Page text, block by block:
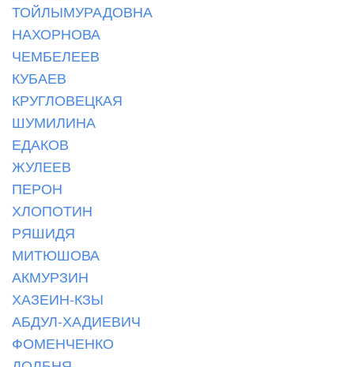
ТОЙЛЫМУРАДОВНА
НАХОРНОВА
ЧЕМБЕЛЕЕВ
КУБАЕВ
КРУГЛОВЕЦКАЯ
ШУМИЛИНА
ЕДАКОВ
ЖУЛЕЕВ
ПЕРОН
ХЛОПОТИН
РЯШИДЯ
МИТЮШОВА
АКМУРЗИН
ХАЗЕИН-КЗЫ
АБДУЛ-ХАДИЕВИЧ
ФОМЕНЧЕНКО